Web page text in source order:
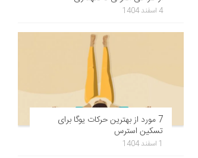
4 اسفند 1404
7 مورد از بهترین حرکات یوگا برای
تسکین استرس
1 اسفند 1404